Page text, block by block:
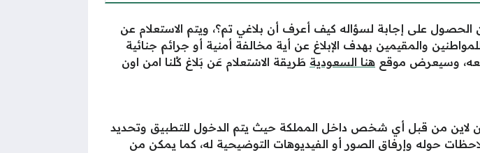
على إجابة لسؤاله كيف أعرف أن بلاغي تم؟، ويتم الاستعلام عن
والمقيمين بهدف الإبلاغ عن أية مخالفة أمنية أو جرائم جنائية
وسيعرض موقع هنا السعودية طَريقة الاسْتعلام عَن بَلاغ كُلنا امن اون
أون لاين من قبل أي شخص داخل المملكة حيث يتم الدخول للتطبيق وتحديد
حوله وإرفاق الصور أو الفيديوهات التوضيحية له، كما يمكن من